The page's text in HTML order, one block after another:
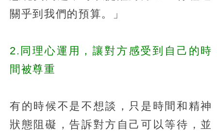
關乎到我們的預算。」​
2.同理心運用，讓對方感受到自己的時
間被尊重
有的時候不是不想談，只是時間和精神
狀態阻礙，告訴對方自己可以等待，並